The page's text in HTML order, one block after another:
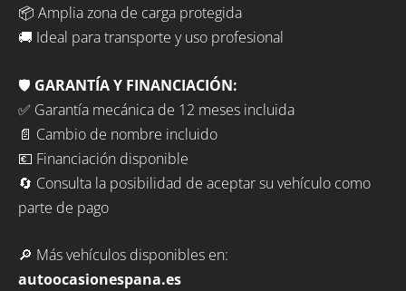
📦 Amplia zona de carga protegida
🚚 Ideal para transporte y uso profesional
🛡️ GARANTÍA Y FINANCIACIÓN:
✅ Garantía mecánica de 12 meses incluida
📄 Cambio de nombre incluido
💶 Financiación disponible
🔄 Consulta la posibilidad de aceptar su vehículo como
parte de pago
🔎 Más vehículos disponibles en:
autoocasionespana.es